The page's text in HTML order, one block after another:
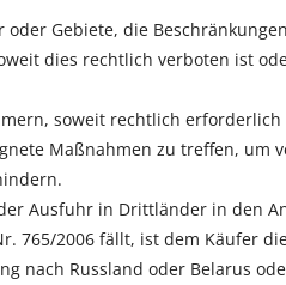
Gebiete, die
dies rechtlich verboten ist
soweit rechtlich
Maßnahmen zu treffen,
Ausfuhr in Drittländer in den
765/2006 fällt, ist dem Käufer
nach Russland oder Belarus